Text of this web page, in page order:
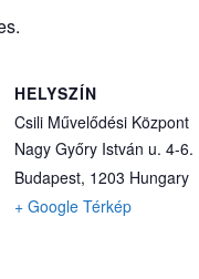
HELYSZÍN
Csili Művelődési Központ
Nagy Győry István u. 4-6.
Budapest, 1203 Hungary
+ Google Térkép